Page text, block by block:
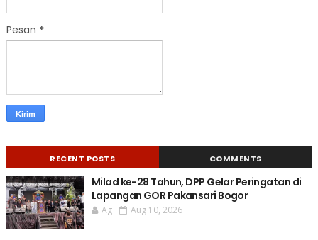
Pesan *
RECENT POSTS COMMENTS
Milad ke-28 Tahun, DPP Gelar Peringatan di
Lapangan GOR Pakansari Bogor
Ag Aug 10, 2026